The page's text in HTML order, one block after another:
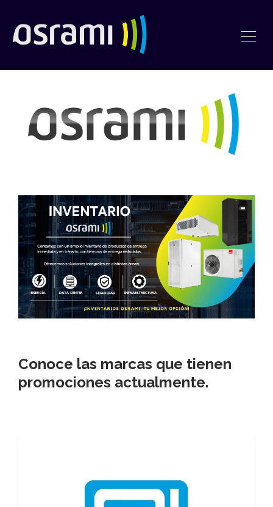
Conoce las marcas que tienen
promociones actualmente.